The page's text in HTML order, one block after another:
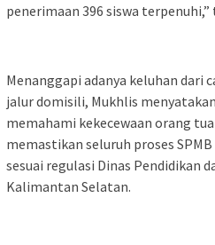
penerimaan 396 siswa terpenuhi,”
Menanggapi adanya keluhan dari
jalur domisili, Mukhlis
memahami kekecewaan orang
memastikan seluruh proses
sesuai regulasi Dinas Pendidikan
Kalimantan Selatan.